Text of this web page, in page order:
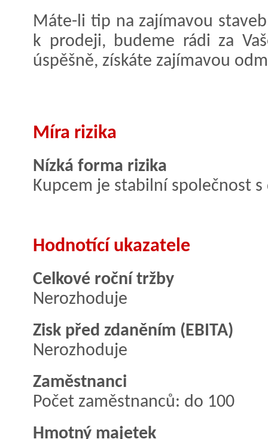
Máte-li tip na zajímavou
k prodeji, budeme rádi za
úspěšně, získáte zajímavou
Míra rizika
Nízká forma rizika
Kupcem je stabilní společnost
Hodnotící ukazatele
Celkové roční tržby
Nerozhoduje
Zisk před zdaněním (EBITA)
Nerozhoduje
Zaměstnanci
Počet zaměstnanců: do 100
Hmotný majetek